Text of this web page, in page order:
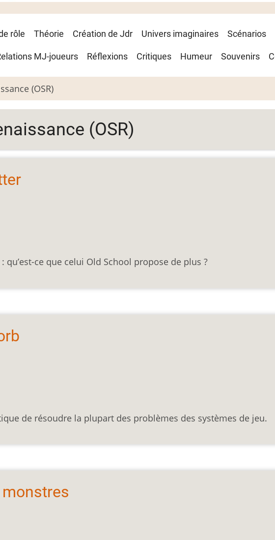
rôle Théorie Création de Jdr Univers imaginaires Scénarios
MJ-joueurs Réflexions Critiques Humeur Souvenirs
(OSR)
(OSR)
qu’est-ce que celui Old School propose de plus ?
de résoudre la plupart des problèmes des systèmes de jeu.